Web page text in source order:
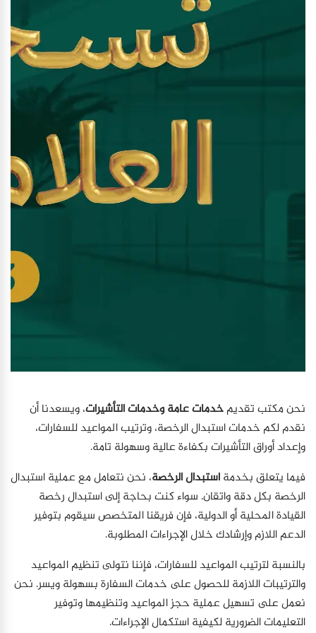
نحن مكتب تقديمخدمات عامة وخدمات التأشيرات، ويسعدنا أن
نقدم لكم خدمات استبدال الرخصة، وترتيب المواعيد للسفارات،
وإعداد أوراق التأشيرات بكفاءة عالية وسهولة تامة.
فيما يتعلق بخدمةاستبدال الرخصة، نحن نتعامل مع عملية استبدال
الرخصة بكل دقة واتقان. سواء كنت بحاجة إلى استبدال رخصة
القيادة المحلية أو الدولية، فإن فريقنا المتخصص سيقوم بتوفير
الدعم اللازم وإرشادك خلال الإجراءات المطلوبة.
بالنسبة لترتيب المواعيد للسفارات، فإننا نتولى تنظيم المواعيد
والترتيبات اللازمة للحصول على خدمات السفارة بسهولة ويسر. نحن
نعمل على تسهيل عملية حجز المواعيد وتنظيمها وتوفير
التعليمات الضرورية لكيفية استكمال الإجراءات.